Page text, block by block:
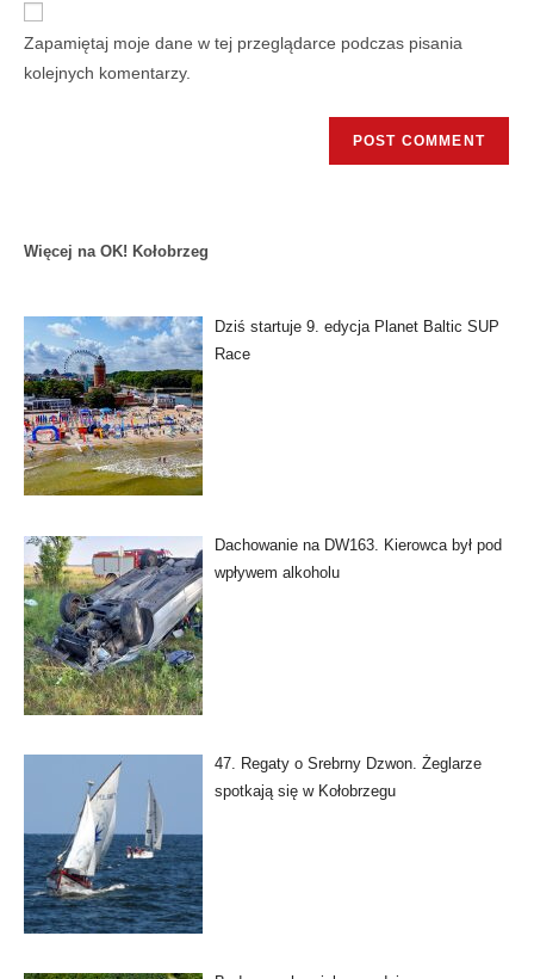
Zapamiętaj moje dane w tej przeglądarce podczas pisania
kolejnych komentarzy.
Więcej na OK! Kołobrzeg
Dziś startuje 9. edycja Planet Baltic SUP
Race
Dachowanie na DW163. Kierowca był pod
wpływem alkoholu
47. Regaty o Srebrny Dzwon. Żeglarze
spotkają się w Kołobrzegu